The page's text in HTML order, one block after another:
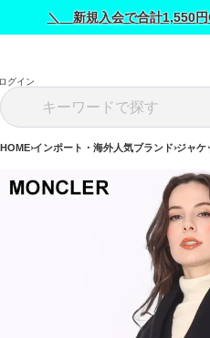
＼ 新規入会で合計1,550
グイン
HOME インポート・海外人気ブランド ジャケ